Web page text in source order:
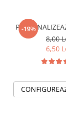
STICKERE
PRODUSE
CARTI DE VIZITA
ECHIPAMENT DE
PLACUTE
-19%
8,00
6,50